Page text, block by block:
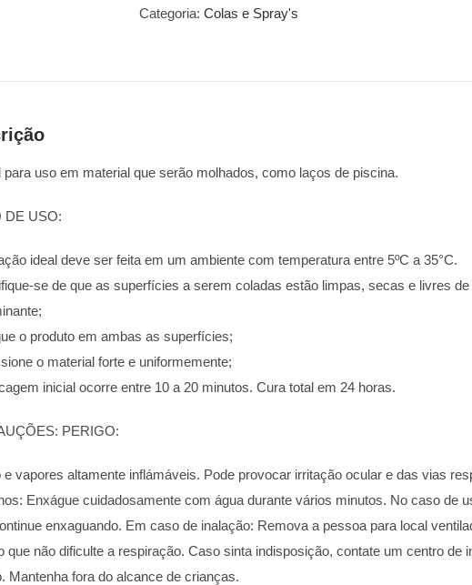
Categoria: Colas e Spray's
para uso em material que serão molhados, como laços de piscina.
DE USO:
ideal deve ser feita em um ambiente com temperatura entre 5ºC a 35°C.
se de que as superfícies a serem coladas estão limpas, secas e livres
o produto em ambas as superfícies;
o material forte e uniformemente;
inicial ocorre entre 10 a 20 minutos. Cura total em 24 horas.
PERIGO:
e vapores altamente inflámáveis. Pode provocar irritação ocular e das vias
Enxágue cuidadosamente com água durante vários minutos. No caso de
enxaguando. Em caso de inalação: Remova a pessoa para local
que não dificulte a respiração. Caso sinta indisposição, contate um centro de
Mantenha fora do alcance de crianças.